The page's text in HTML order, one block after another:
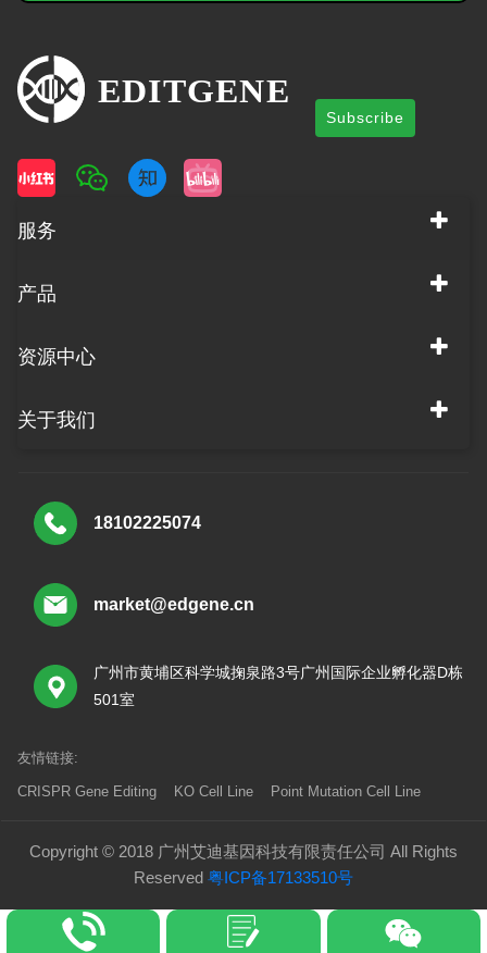
Subscribe
服务
产品
资源中心
关于我们
18102225074
market@edgene.cn
广州市黄埔区科学城掬泉路3号广州国际企业孵化器D栋
501室
友情链接:
CRISPR Gene Editing KO Cell Line Point Mutation Cell Line
Copyright © 2018 广州艾迪基因科技有限责任公司 All Rights
Reserved 粤ICP备17133510号